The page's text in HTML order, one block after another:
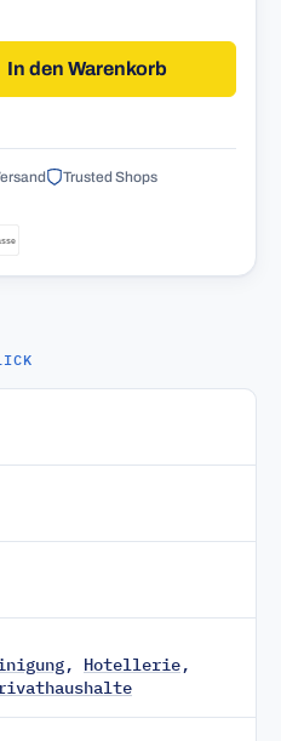
den gewünschten
In den Warenkorb
Trusted Shops
, Hotellerie,